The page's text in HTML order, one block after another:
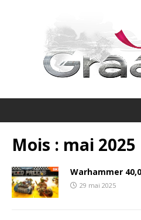
Mois : mai 2025
Warhammer
29 mai 2025